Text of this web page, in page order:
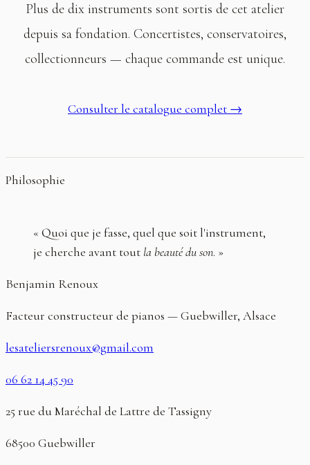
Plus de dix instruments sont sortis de cet atelier
depuis sa fondation. Concertistes, conservatoires,
collectionneurs — chaque commande est unique.
Consulter le catalogue complet →
Philosophie
« Quoi que je fasse, quel que soit l'instrument,
je cherche avant tout la beauté du son. »
Benjamin Renoux
Facteur constructeur de pianos — Guebwiller, Alsace
lesateliersrenoux@gmail.com
06 62 14 45 90
25 rue du Maréchal de Lattre de Tassigny
68500 Guebwiller